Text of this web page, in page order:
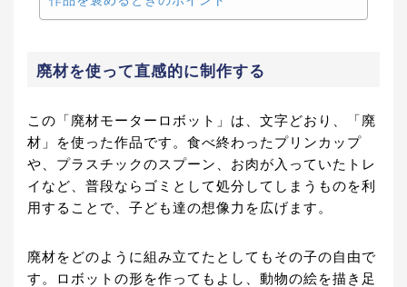
廃材を使って直感的に制作する
この「廃材モーターロボット」は、文字どおり、「廃
材」を使った作品です。食べ終わったプリンカップ
や、プラスチックのスプーン、お肉が入っていたトレ
イなど、普段ならゴミとして処分してしまうものを利
用することで、子ども達の想像力を広げます。
廃材をどのように組み立てたとしてもその子の自由で
す。ロボットの形を作ってもよし、動物の絵を描き足